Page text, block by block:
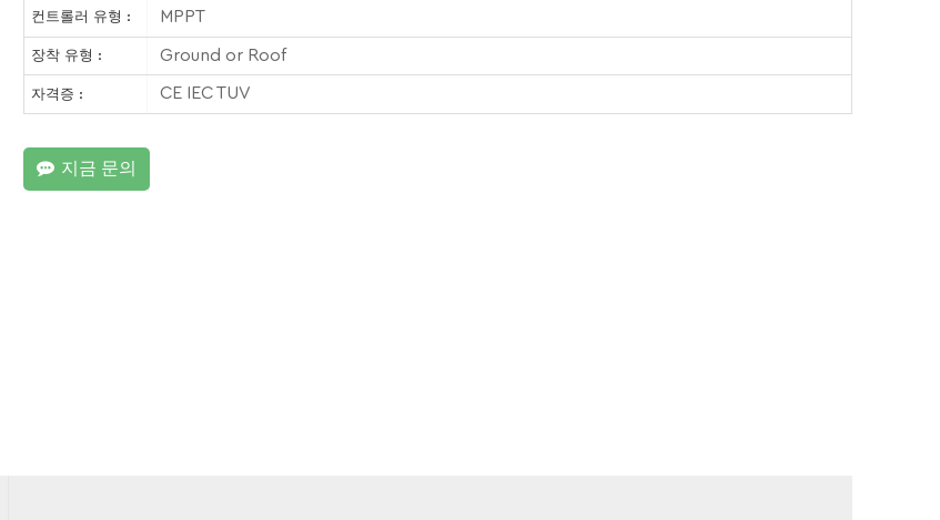
컨트롤러 유형 : MPPT
장착 유형 : Ground or Roof
자격증 : CE IEC TUV
지금 문의